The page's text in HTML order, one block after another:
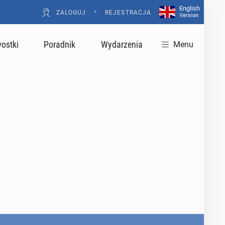
ZALOGUJ • REJESTRACJA
English
Version
Poradnik Wydarzenia Menu